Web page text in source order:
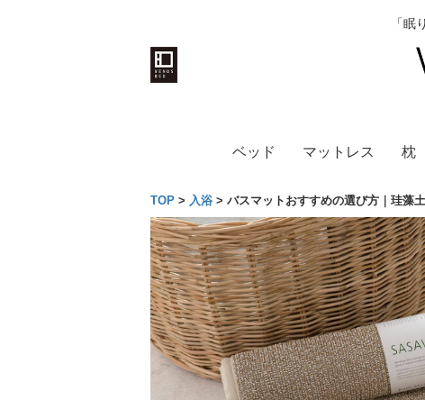
「
ベッド マットレス 枕
TOP > 入浴 > バスマットおすすめの選び方｜珪藻